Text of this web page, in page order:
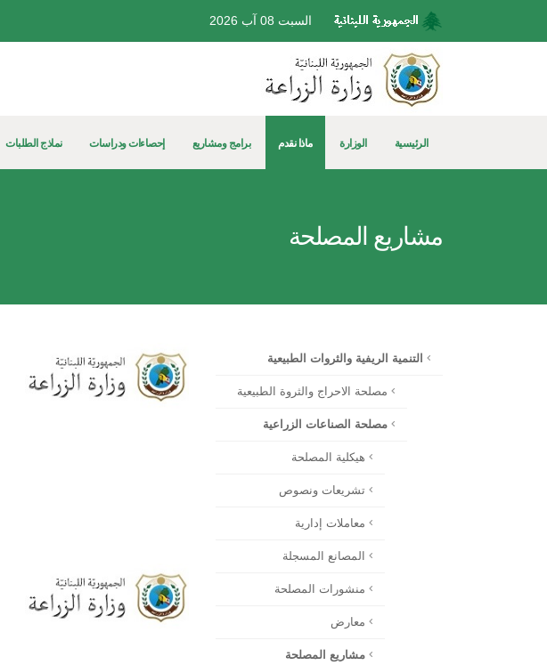
السبت 08 آب 2026
الرئيسية الوزارة ماذا نقدم برامج ومشاريع إحصاءات ودراسات نماذج الطلبات
مشاريع المصلحة
التنمية الريفية والثروات الطبيعية
مصلحة الاحراج والثروة الطبيعية
مصلحة الصناعات الزراعية
هيكلية المصلحة
تشريعات ونصوص
معاملات إدارية
المصانع المسجلة
منشورات المصلحة
معارض
مشاريع المصلحة